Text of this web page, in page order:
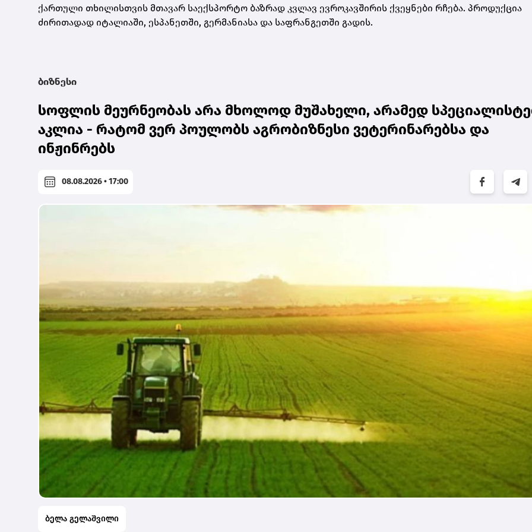
ქართული თხილისთვის მთავარ საექსპორტო ბაზრად კვლავ ევროკავშირის ქვეყნები რჩება. პროდუქცია
ძირითადად იტალიაში, ესპანეთში, გერმანიასა და საფრანგეთში გადის.
ბიზნესი
სოფლის მეურნეობას არა მხოლოდ მუშახელი, არამედ
აკლია - რატომ ვერ პოულობს აგრობიზნესი ვეტერინარებსა და
ინჟინრებს
08.08.2026 • 17:00
ბელა გელაშვილი